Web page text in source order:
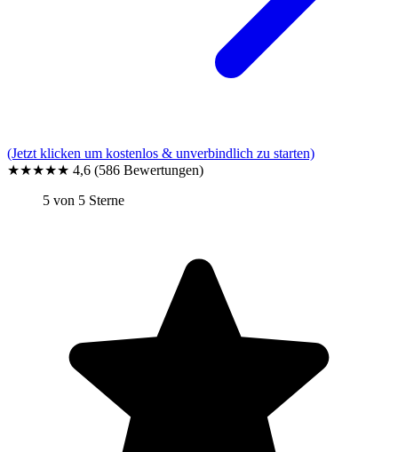
(Jetzt klicken um kostenlos & unverbindlich zu starten)
★★★★★ 4,6 (586 Bewertungen)
5 von 5 Sterne